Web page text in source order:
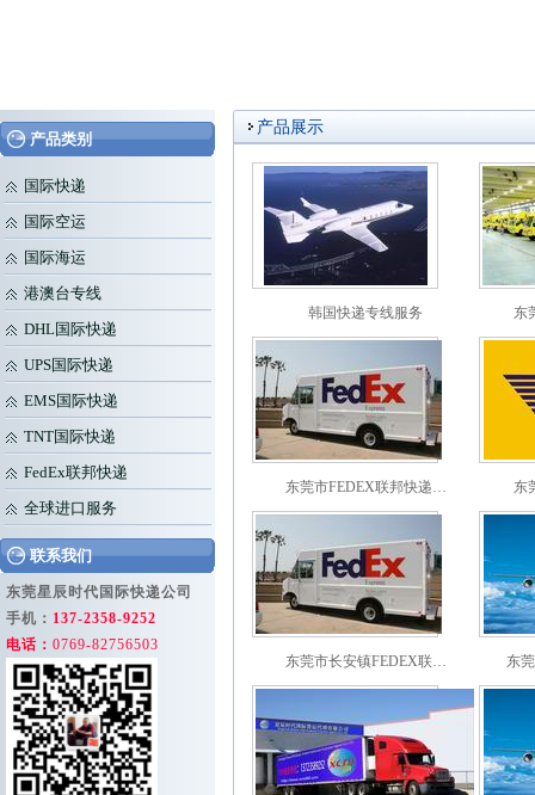
产品类别
国际快递
国际空运
国际海运
港澳台专线
DHL国际快递
UPS国际快递
EMS国际快递
TNT国际快递
FedEx联邦快递
全球进口服务
联系我们
东莞星辰时代国际快递公司
手机： 137-2358-9252
电话： 0769-82756503
产品展示
韩国快递专线服务 东
东莞市FEDEX联邦快递… 东
东莞市长安镇FEDEX联… 东